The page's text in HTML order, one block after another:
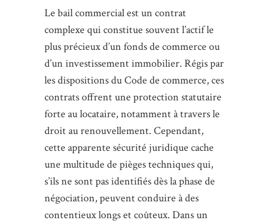
Le bail commercial est un contrat
complexe qui constitue souvent l’actif le
plus précieux d’un fonds de commerce ou
d’un investissement immobilier. Régis par
les dispositions du Code de commerce, ces
contrats offrent une protection statutaire
forte au locataire, notamment à travers le
droit au renouvellement. Cependant,
cette apparente sécurité juridique cache
une multitude de pièges techniques qui,
s’ils ne sont pas identifiés dès la phase de
négociation, peuvent conduire à des
contentieux longs et coûteux. Dans un